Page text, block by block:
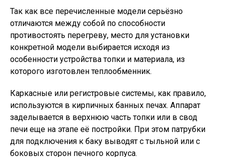
Так как все перечисленные модели серьёзно
отличаются между собой по способности
противостоять перегреву, место для установки
конкретной модели выбирается исходя из
особенности устройства топки и материала, из
которого изготовлен теплообменник.
Каркасные или регистровые системы, как правило,
используются в кирпичных банных печах. Аппарат
заделывается в верхнюю часть топки или в свод
печи еще на этапе её постройки. При этом патрубки
для подключения к баку выводят с тыльной или с
боковых сторон печного корпуса.